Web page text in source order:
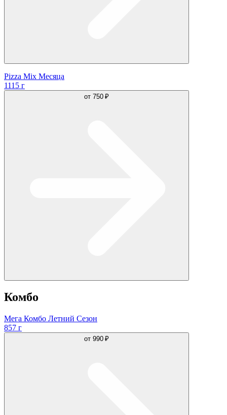
Pizza Mix Месяца
1115 г
от 750 ₽
Комбо
Мега Комбо Летний Сезон
857 г
от 990 ₽